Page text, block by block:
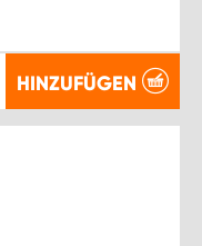
HINZUFÜGEN